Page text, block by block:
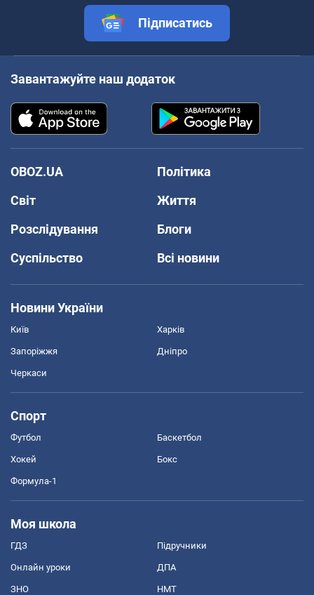
Підписатись
Завантажуйте наш додаток
OBOZ.UA
Політика
Світ
Життя
Розслідування
Блоги
Суспільство
Всі новини
Новини України
Київ Харків
Запоріжжя Дніпро
Черкаси
Спорт
Футбол Баскетбол
Хокей Бокс
Формула-1
Моя школа
ГДЗ Підручники
Онлайн уроки ДПА
ЗНО НМТ